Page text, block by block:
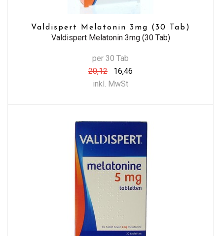
Valdispert Melatonin 3mg (30 Tab)
Valdispert Melatonin 3mg (30 Tab)
per 30 Tab
20,12
16,46
inkl. MwSt